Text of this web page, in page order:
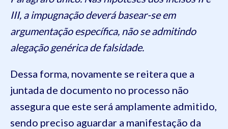
III, a impugnação deverá basear-se em
argumentação específica, não se admitindo
alegação genérica de falsidade.
Dessa forma, novamente se reitera que a
juntada de documento no processo não
assegura que este será amplamente admitido,
sendo preciso aguardar a manifestação da